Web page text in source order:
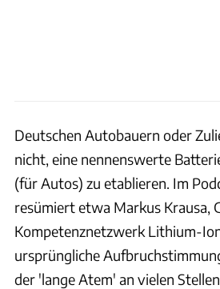
Deutschen Autobauern oder
nicht, eine nennenswerte
(für Autos) zu etablieren. Im
resümiert etwa Markus Krausa,
Kompetenznetzwerk Lithium-
ursprüngliche
der 'lange Atem' an vielen